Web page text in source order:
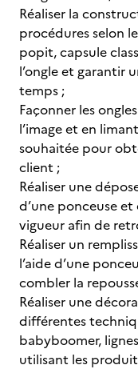
Réaliser la
procédures selon
popit, capsule
l’ongle et garantir
temps ;
Façonner les
l’image et en
souhaitée pour
client ;
Réaliser une
d’une ponceuse
vigueur afin de
Réaliser un
l’aide d’une
combler la
Réaliser une
différentes
babyboomer,
utilisant les